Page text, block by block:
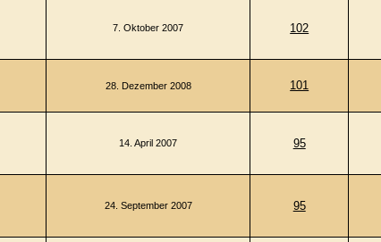
7. Oktober 2007 102
28. Dezember 2008 101
14. April 2007 95
24. September 2007 95